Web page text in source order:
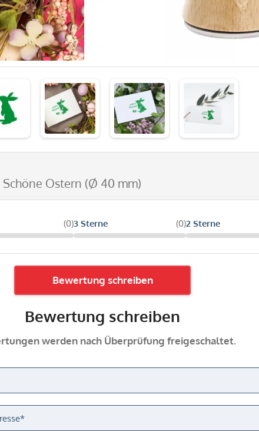
Ostern (Ø 40 mm)
(0)3 Sterne (0)2 Sterne
Bewertung schreiben
Bewertung schreiben
werden nach Überprüfung freigeschaltet.